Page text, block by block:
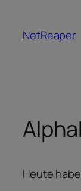
springen
NetReaper
Heute